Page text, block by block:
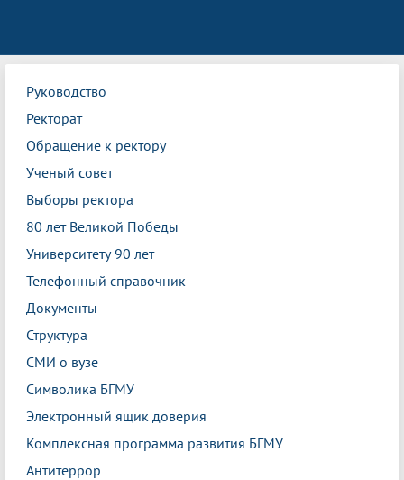
Руководство
Ректорат
Обращение к ректору
Ученый совет
Выборы ректора
80 лет Великой Победы
Университету 90 лет
Телефонный справочник
Документы
Структура
СМИ о вузе
Символика БГМУ
Электронный ящик доверия
Комплексная программа развития БГМУ
Антитеррор